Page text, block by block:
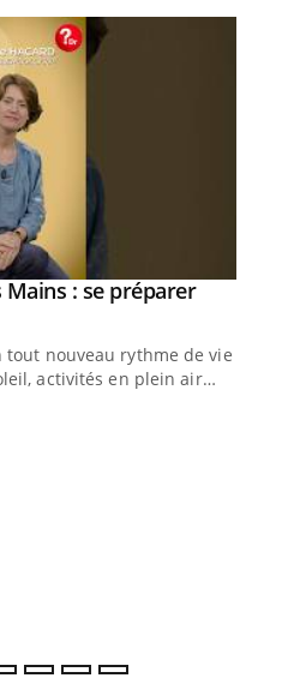
Mains : se préparer
nouveau rythme de vie !
activités en plein air…